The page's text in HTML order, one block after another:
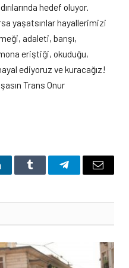
hedef oluyor.
yaşatsınlar hayallerimizi
adaleti, barışı,
eriştiği, okuduğu,
ediyoruz ve kuracağız!
Trans Onur
Tumblr TelegramEmail